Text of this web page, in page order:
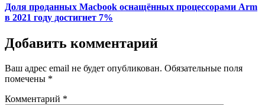
Доля проданных Macbook оснащённых процессорами Arm
в 2021 году достигнет 7%
Добавить комментарий
Ваш адрес email не будет опубликован. Обязательные поля
помечены *
Комментарий *